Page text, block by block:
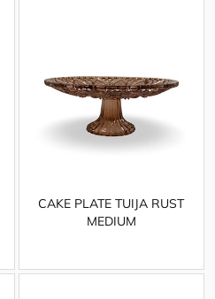
CAKE PLATE TUIJA RUST
MEDIUM